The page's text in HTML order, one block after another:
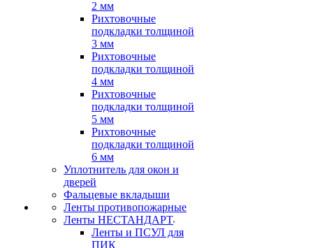
2 мм
Рихтовочные
подкладки толщиной
3 мм
Рихтовочные
подкладки толщиной
4 мм
Рихтовочные
подкладки толщиной
5 мм
Рихтовочные
подкладки толщиной
6 мм
Уплотнитель для окон и
дверей
Фальцевые вкладыши
Ленты противопожарные
Ленты НЕСТАНДАРТ
Ленты и ПСУЛ для
ПИК